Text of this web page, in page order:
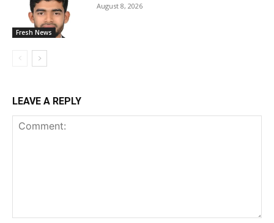
Fresh News
August 8, 2026
LEAVE A REPLY